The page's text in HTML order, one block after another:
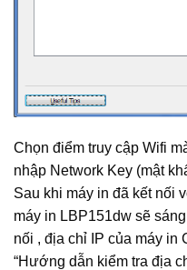
Chọn điểm truy cập Wifi
nhập Network Key (mật
Sau khi máy in đã kết nối
máy in LBP151dw sẽ
nối , địa chỉ IP của máy in
“Hướng dẫn kiểm tra địa